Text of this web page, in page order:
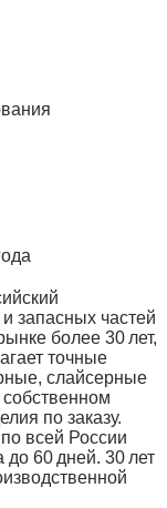
запасных частей
более 30 лет,
точные
слайсерные
по заказу.
всей России
до 60 дней. 30 лет